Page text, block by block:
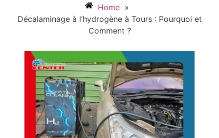
Home »
Décalaminage à l’hydrogène à Tours : Pourquoi et
Comment ?